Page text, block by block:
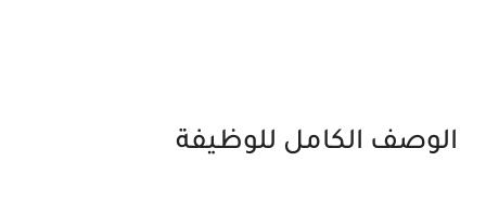
الوصف الكامل للوظيفة